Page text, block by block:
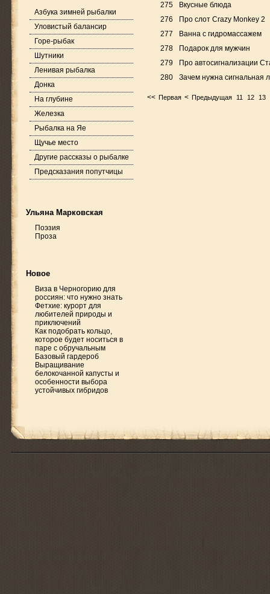
Азбука зимней рыбалки
Уловистый балансир
Горе-рыбак
Шутники
Ленивая рыбалка
Донка
На глубине
Железка
Рыбалка на Яе
Щучье место
Другие рассказы о рыбалке
Предсказания попутчицы
Ульяна Марковская
Поэзия
Проза
Новое
Виза в Черногорию для
россиян: что нужно знать
Фетхие: курорт для
любителей природы и
приключений
Как подобрать кольцо,
которое будет носиться в
паре с обручальным
Базовый гардероб
Выращивание
белокочанной капусты и
особенности выбора
устойчивых гибридов
275
Вкусные блюда
276
Про слот Crazy Monkey 2
277
Ванна с гидромассажем
278
Подарок для мужчин
279
Про автосигнализации
280
Зачем нужна сигнальная
<< Первая < Предыдущая 11 12 13